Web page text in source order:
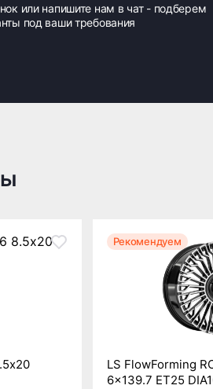
или напишите нам в чат - подберем
под ваши требования
Рекомендуем
LS FlowForming
6x139.7 ET25